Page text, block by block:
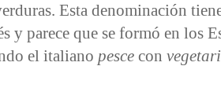
Esta denominación
y parece que se formó en los
el italiano pesce con